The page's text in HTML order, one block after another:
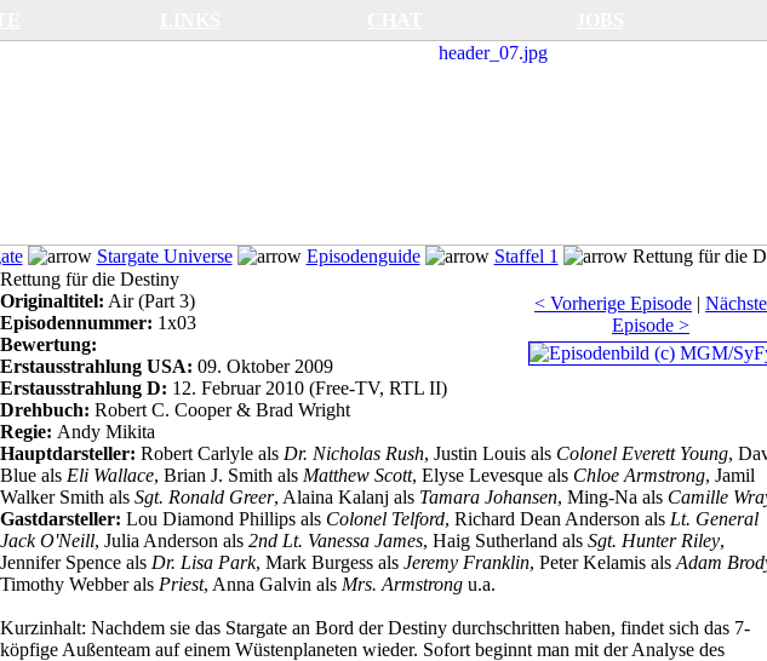
Stargate Universe Episodenguide Staffel 1
Rettung für die
Rettung für die Destiny
< Vorherige Episode | Nächste
Episode >
Originaltitel: Air (Part 3)
Episodennummer: 1x03
Bewertung:
Erstausstrahlung USA: 09. Oktober 2009
Erstausstrahlung D: 12. Februar 2010 (Free-TV, RTL II)
Drehbuch: Robert C. Cooper & Brad Wright
Regie: Andy Mikita
Hauptdarsteller: Robert Carlyle als Dr. Nicholas Rush, Justin Louis als Colonel Everett Young,
Blue als Eli Wallace, Brian J. Smith als Matthew Scott, Elyse Levesque als Chloe Armstrong, Jamil
Walker Smith als Sgt. Ronald Greer, Alaina Kalanj als Tamara Johansen, Ming-Na als Camille
Gastdarsteller: Lou Diamond Phillips als Colonel Telford, Richard Dean Anderson als Lt. General
Jack O'Neill, Julia Anderson als 2nd Lt. Vanessa James, Haig Sutherland als Sgt. Hunter Riley,
Jennifer Spence als Dr. Lisa Park, Mark Burgess als Jeremy Franklin, Peter Kelamis als Adam
Timothy Webber als Priest, Anna Galvin als Mrs. Armstrongu.a.
Kurzinhalt: Nachdem sie das Stargate an Bord der Destiny durchschritten haben, findet sich das 7-
köpfige Außenteam auf einem Wüstenplaneten wieder. Sofort beginnt man mit der Analyse des